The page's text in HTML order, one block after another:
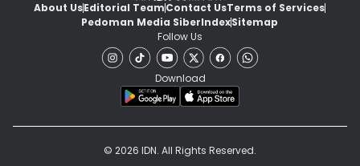
About UsEditorial TeamContact UsTerms of Services
Pedoman Media SiberIndexSitemap
Follow Us
Download
© 2026 IDN. All Rights Reserved.